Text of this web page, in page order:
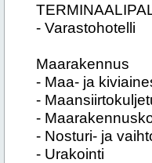
- Varastohotelli
Maarakennus
- Maa- ja
-
-
- Nosturi- ja
- Urakointi